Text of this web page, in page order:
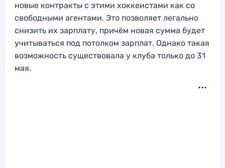
новые контракты с этими хоккеистами как со
свободными агентами. Это позволяет легально
снизить их зарплату, причём новая сумма будет
учитываться под потолком зарплат. Однако такая
возможность существовала у клуба только до 31
мая.